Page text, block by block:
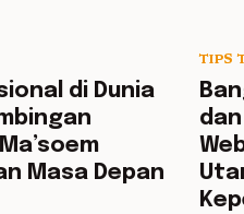
5 min read
di Dunia
Masa Depan
TIPS